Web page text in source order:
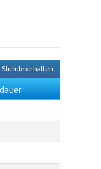
erhalten.